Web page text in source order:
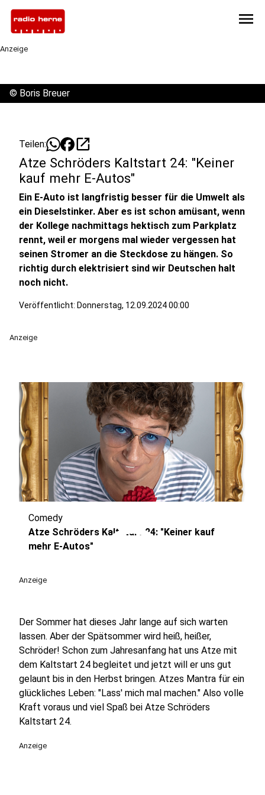
menu
Anzeige
© Boris Breuer
Teilen: open_in_new
Atze Schröders Kaltstart 24: "Keiner
kauf mehr E-Autos"
Ein E-Auto ist langfristig besser für die Umwelt als
ein Dieselstinker. Aber es ist schon amüsant, wenn
der Kollege nachmittags hektisch zum Parkplatz
rennt, weil er morgens mal wieder vergessen hat
seinen Stromer an die Steckdose zu hängen. So
richtig durch elektrisiert sind wir Deutschen halt
noch nicht.
Veröffentlicht: Donnerstag, 12.09.2024 00:00
Anzeige
play_circle
Comedy
Atze Schröders Kaltstart 24: "Keiner kauf
mehr E-Autos"
Anzeige
Der Sommer hat dieses Jahr lange auf sich warten
lassen. Aber der Spätsommer wird heiß, heißer,
Schröder! Schon zum Jahresanfang hat uns Atze mit
dem Kaltstart 24 begleitet und jetzt will er uns gut
gelaunt bis in den Herbst bringen. Atzes Mantra für ein
glückliches Leben: "Lass' mich mal machen." Also volle
Kraft voraus und viel Spaß bei Atze Schröders
Kaltstart 24.
Anzeige